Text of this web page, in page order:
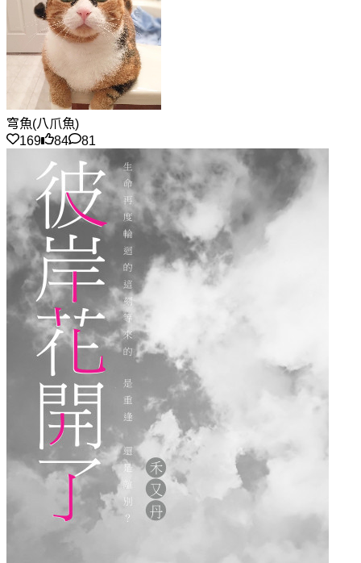
穹魚(八爪魚)
169
84 81